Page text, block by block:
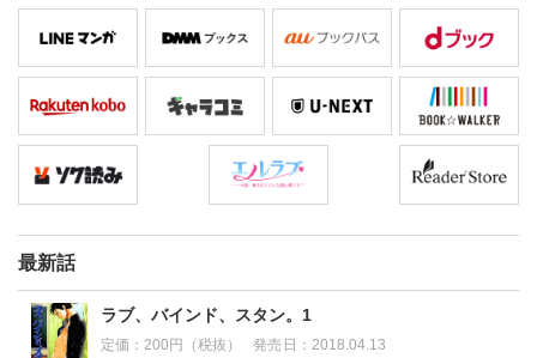
最新話
ラブ、バインド、スタン。1
定価：200円（税抜） 発売日： 2018.04.13